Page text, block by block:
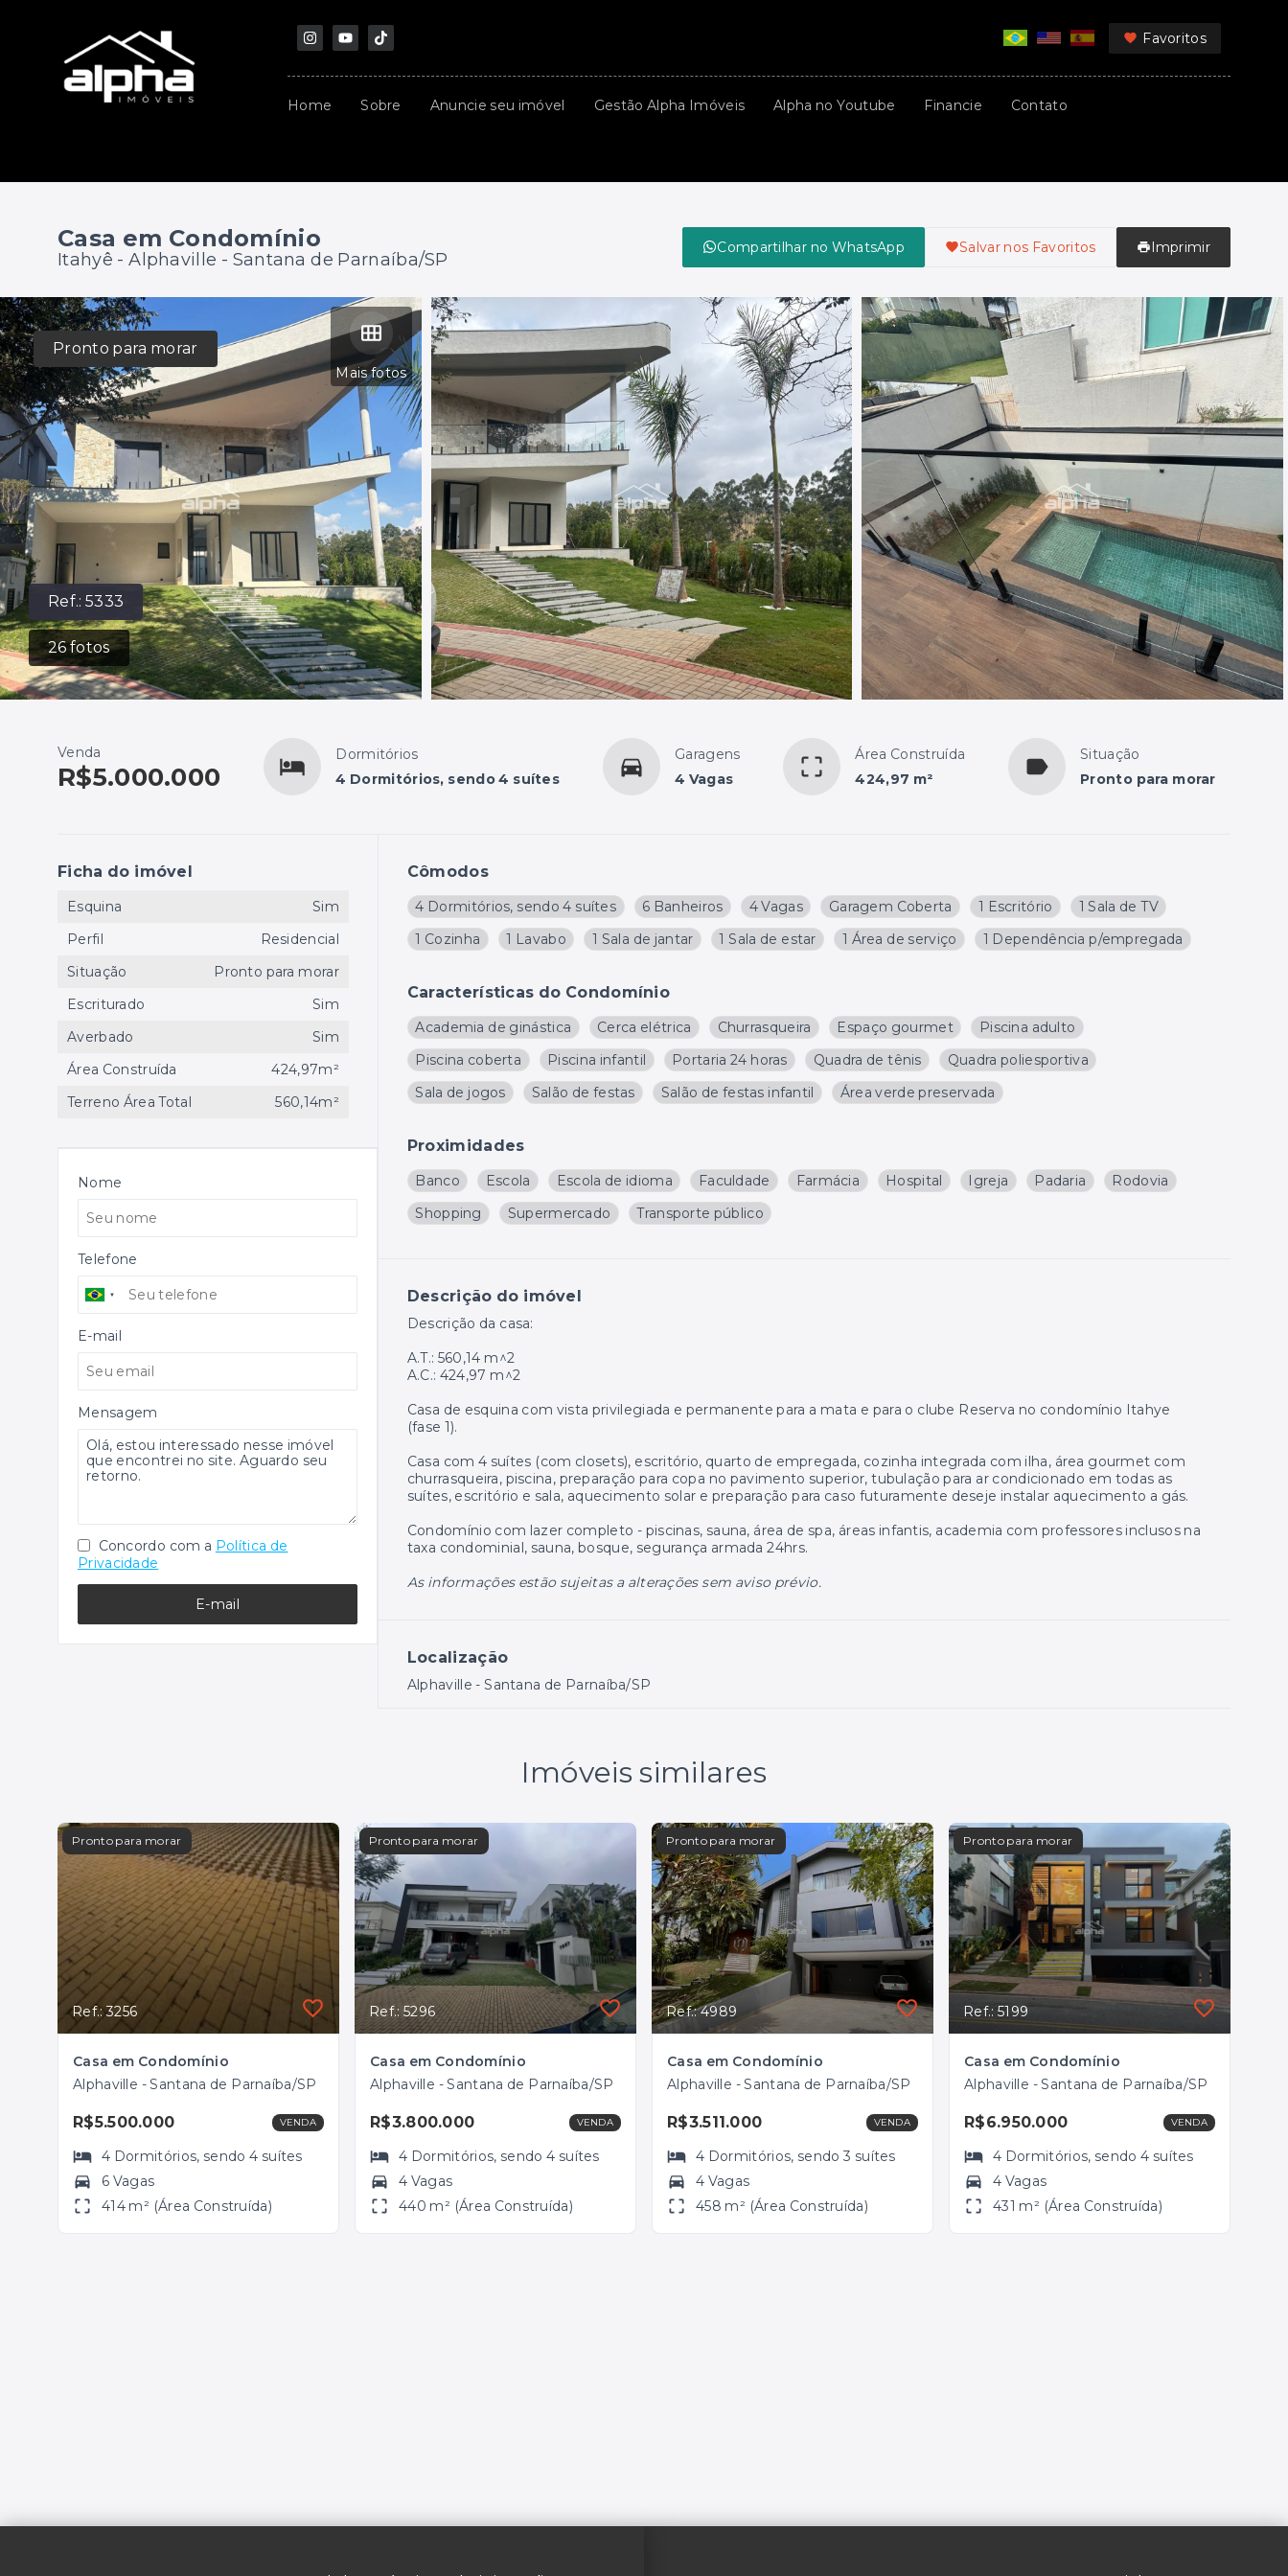
Favoritos
Home Sobre Anuncie seu imóvel Gestão Alpha Imóveis Alpha no Youtube Financie Contato
Casa em Condomínio
Itahyê -Alphaville - Santana de Parnaíba/SP
Compartilhar no WhatsApp Salvar nos Favoritos Imprimir
Ref.:5333
26fotos
Mais fotos
Pronto para morar
Venda
R$5.000.000
Dormitórios
4 Dormitórios, sendo 4 suítes
Garagens
4 Vagas
Área Construída
424,97 m²
Situação
Pronto para morar
Cômodos
4 Dormitórios, sendo 4 suítes 6 Banheiros 4 Vagas Garagem Coberta 1 Escritório
1 Sala de TV
1 Cozinha
1 Lavabo 1 Sala de jantar 1 Sala de estar 1 Área de serviço 1 Dependência p/empregada
Características do Condomínio
Academia de ginástica Cerca elétrica Churrasqueira Espaço gourmet
Piscina adulto
Piscina coberta
Piscina infantil Portaria 24 horas Quadra de tênis
Quadra poliesportiva
Sala de jogos
Salão de festas Salão de festas infantil Área verde preservada
Proximidades
Banco Escola Escola de idioma Faculdade Farmácia Hospital Igreja Padaria
Rodovia
Shopping
Supermercado Transporte público
Descrição do imóvel
Descrição da casa:
A.T.: 560,14 m^2
A.C.: 424,97 m^2
Casa de esquina com vista privilegiada e permanente para a mata e para o clube Reserva no condomínio Itahye
(fase 1).
Casa com 4 suítes (com closets), escritório, quarto de empregada, cozinha integrada com ilha, área gourmet com
churrasqueira, piscina, preparação para copa no pavimento superior, tubulação para ar condicionado em todas as
suítes, escritório e sala, aquecimento solar e preparação para caso futuramente deseje instalar aquecimento a gás.
Condomínio com lazer completo - piscinas, sauna, área de spa, áreas infantis, academia com professores inclusos na
taxa condominial, sauna, bosque, segurança armada 24hrs.
As informações estão sujeitas a alterações sem aviso prévio.
Localização
Alphaville - Santana de Parnaíba/SP
Ficha do imóvel
Esquina
Sim
Perfil
Residencial
Situação
Pronto para morar
Escriturado
Sim
Averbado
Sim
Área Construída
424,97m²
Terreno Área Total
560,14m²
Nome
Telefone
E-mail
Mensagem
Concordo com a Política de
Privacidade
E-mail
Imóveis similares
Pronto para morar
Ref.: 3256
Casa em Condomínio
Alphaville - Santana de Parnaíba/SP
R$5.500.000 VENDA
4 Dormitórios, sendo4 suítes
6 Vagas
414 m² (Área Construída)
Pronto para morar
Ref.: 5296
Casa em Condomínio
Alphaville - Santana de Parnaíba/SP
R$3.800.000 VENDA
4 Dormitórios, sendo4 suítes
4 Vagas
440 m² (Área Construída)
Pronto para morar
Ref.: 4989
Casa em Condomínio
Alphaville - Santana de Parnaíba/SP
R$3.511.000 VENDA
4 Dormitórios, sendo3 suítes
4 Vagas
458 m² (Área Construída)
Pronto para morar
Ref.: 5199
Casa em Condomínio
Alphaville - Santana de Parnaíba/SP
R$6.950.000 VENDA
4 Dormitórios, sendo4 suítes
4 Vagas
431 m² (Área Construída)